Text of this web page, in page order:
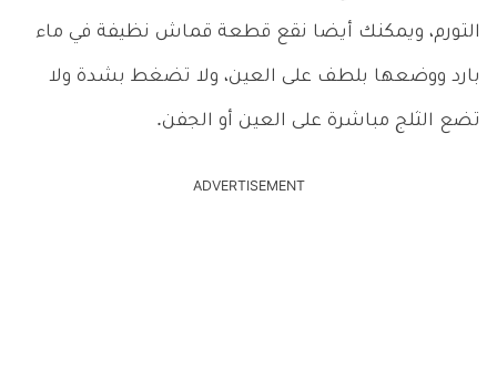
التورم، ويمكنك أيضا نقع قطعة قماش نظيفة في ماء
بارد ووضعها بلطف على العين، ولا تضغط بشدة ولا
تضع الثلج مباشرة على العين أو الجفن.
ADVERTISEMENT